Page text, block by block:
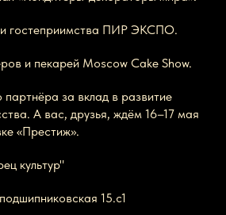
гостеприимства ПИР ЭКСПО.
и пекарей Moscow Cake Show.
за вклад в развитие
А вас, друзья, ждём 16–17 мая
«Престиж».
культур"
15.с1